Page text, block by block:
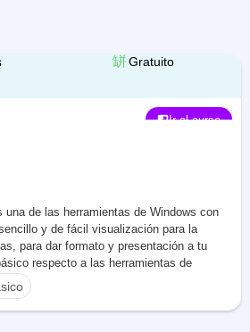
Gratuito
Ir al curso
una de las herramientas de Windows con
y de fácil visualización para la
para dar formato y presentación a tu
respecto a las herramientas de
manejo y organización de actividades
tales como […]